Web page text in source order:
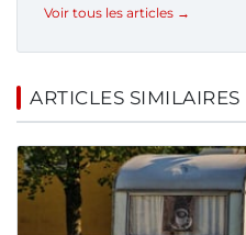
Voir tous les articles →
ARTICLES SIMILAIRES